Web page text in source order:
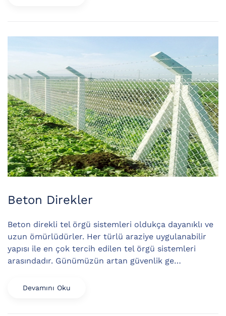
Beton Direkler
Beton direkli tel örgü sistemleri oldukça dayanıklı ve
uzun ömürlüdürler. Her türlü araziye uygulanabilir
yapısı ile en çok tercih edilen tel örgü sistemleri
arasındadır. Günümüzün artan güvenlik ge…
Devamını Oku